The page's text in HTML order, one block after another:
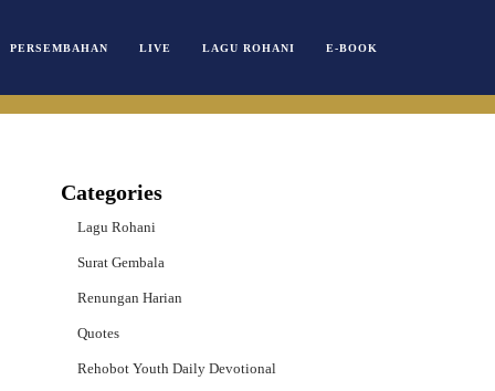
PERSEMBAHAN LIVE LAGU ROHANI E-BOOK
Categories
Lagu Rohani
Surat Gembala
Renungan Harian
Quotes
Rehobot Youth Daily Devotional